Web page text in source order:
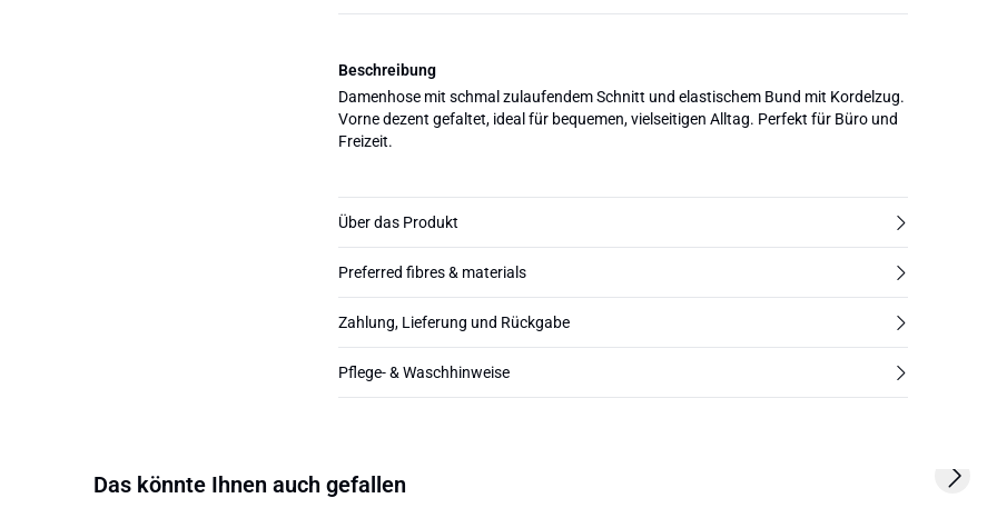
Beschreibung
Damenhose mit schmal zulaufendem Schnitt und elastischem Bund mit Kordelzug.
Vorne dezent gefaltet, ideal für bequemen, vielseitigen Alltag. Perfekt für Büro und
Freizeit.
Über das Produkt
Preferred fibres & materials
Zahlung, Lieferung und Rückgabe
Pflege- & Waschhinweise
Das könnte Ihnen auch gefallen Next